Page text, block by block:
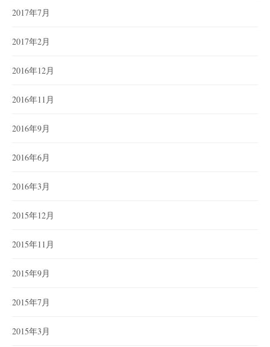
2017年7月
2017年2月
2016年12月
2016年11月
2016年9月
2016年6月
2016年3月
2015年12月
2015年11月
2015年9月
2015年7月
2015年3月